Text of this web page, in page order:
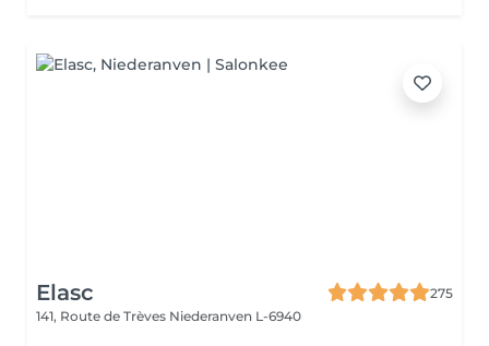
Elasc
275
141, Route de Trèves Niederanven L-6940